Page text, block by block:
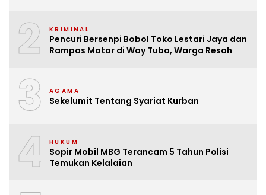
2 KRIMINAL
Pencuri Bersenpi Bobol Toko Lestari Jaya dan
Rampas Motor di Way Tuba, Warga Resah
3 AGAMA
Sekelumit Tentang Syariat Kurban
4 HUKUM
Sopir Mobil MBG Terancam 5 Tahun Polisi
Temukan Kelalaian